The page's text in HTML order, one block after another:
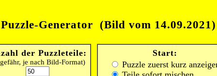
Puzzle-Generator (Bild vom 14.09.2021)
der Puzzleteile:
je nach Bild-Format)
Start:
Puzzle zuerst kurz